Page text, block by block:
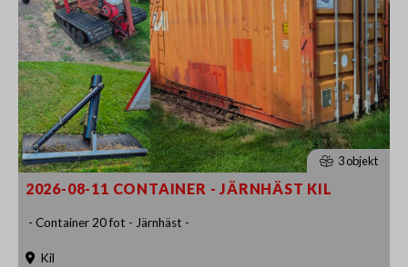
3 objekt
2026-08-11 CONTAINER - JÄRNHÄST KIL
- Container 20 fot - Järnhäst -
Kil